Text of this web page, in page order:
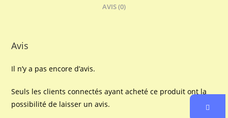
AVIS (0)
Avis
Il n’y a pas encore d’avis.
Seuls les clients connectés ayant acheté ce produit ont la
possibilité de laisser un avis.